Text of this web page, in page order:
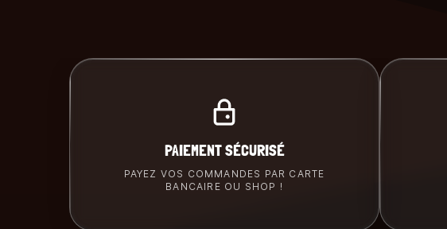
PAIEMENT SÉCURISÉ
PAYEZ VOS COMMANDES PAR CARTE
BANCAIRE OU SHOP !